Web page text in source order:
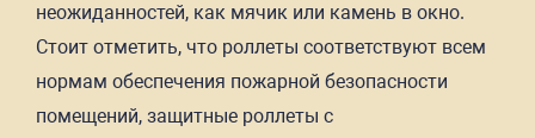
неожиданностей, как мячик или камень в окно.
Стоит отметить, что роллеты соответствуют всем
нормам обеспечения пожарной безопасности
помещений, защитные роллеты с